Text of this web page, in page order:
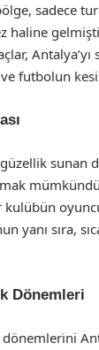
sadece
haline
futbolun
sunan
yanı sıra,
Dönemleri